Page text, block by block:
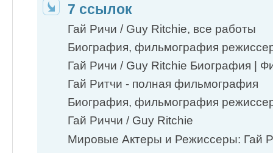
7 ссылок
Гай Ричи / Guy Ritchie, все работы
Биография, фильмография
Гай Ричи / Guy Ritchie Биография |
Гай Ритчи - полная фильмография
Биография, фильмография
Гай Риччи / Guy Ritchie
Мировые Актеры и Режиссеры: Гай